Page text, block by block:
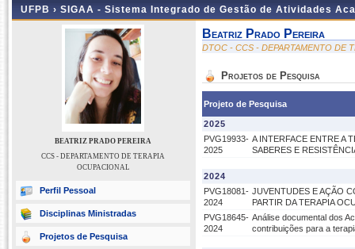
UFPB › SIGAA - Sistema Integrado de Gestão de Atividades
BEATRIZ PRADO PEREIRA
CCS - DEPARTAMENTO DE TERAPIA
OCUPACIONAL
Perfil Pessoal
Disciplinas Ministradas
Projetos de Pesquisa
Beatriz Prado Pereira
DTOC - CCS - DEPARTAMENTO DE
Projetos de Pesquisa
Projeto de Pesquisa
2025
PVG19933-
2025
A INTERFACE ENTRE A
SABERES E
2024
PVG18081-
2024
JUVENTUDES E AÇÃO
PARTIR DA TERAPIA
PVG18645-
2024
Análise documental dos
contribuições para a